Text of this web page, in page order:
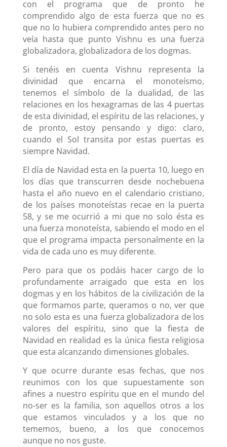
con el programa que de pronto he
comprendido algo de esta fuerza que no es
que no lo hubiera comprendido antes pero no
veía hasta que punto Vishnu es una fuerza
globalizadora, globalizadora de los dogmas.
Si tenéis en cuenta Vishnu representa la
divinidad que encarna el monoteísmo,
tenemos el símbolo de la dualidad, de las
relaciones en los hexagramas de las 4 puertas
de esta divinidad, el espíritu de las relaciones, y
de pronto, estoy pensando y digo: claro,
cuando el Sol transita por estas puertas es
siempre Navidad.
El día de Navidad esta en la puerta 10, luego en
los días que transcurren desde nochebuena
hasta el año nuevo en el calendario cristiano,
de los países monoteístas recae en la puerta
58, y se me ocurrió a mi que no solo ésta es
una fuerza monoteísta, sabiendo el modo en el
que el programa impacta personalmente en la
vida de cada uno es muy diferente.
Pero para que os podáis hacer cargo de lo
profundamente arraigado que esta en los
dogmas y en los hábitos de la civilización de la
que formamos parte, queramos o no, ver que
no solo esta es una fuerza globalizadora de los
valores del espíritu, sino que la fiesta de
Navidad en realidad es la única fiesta religiosa
que esta alcanzando dimensiones globales.
Y que ocurre durante esas fechas, que nos
reunimos con los que supuestamente son
afines a nuestro espíritu que en el mundo del
no-ser es la familia, son aquellos otros a los
que estamos vinculados y a los que no
tememos, bueno, a los que conocemos
aunque no nos guste.